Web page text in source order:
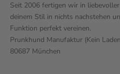
Seit 2006 fertigen wir in
deinem Stil in nichts nachstehen
Funktion perfekt vereinen.
Prunkhund Manufaktur (Kein
80687 München